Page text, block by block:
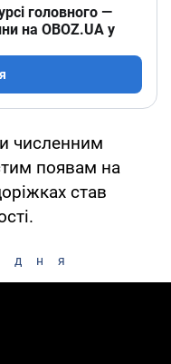
головного —
на OBOZ.UA у
численним
появам на
став
дня